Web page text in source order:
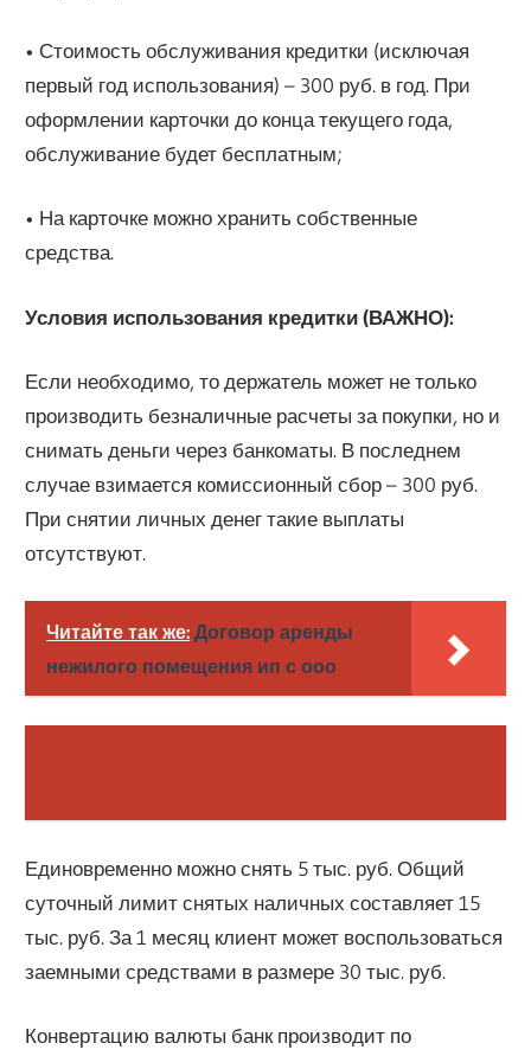
• Стоимость обслуживания кредитки (исключая
первый год использования) – 300 руб. в год. При
оформлении карточки до конца текущего года,
обслуживание будет бесплатным;
• На карточке можно хранить собственные
средства.
Условия использования кредитки (ВАЖНО):
Если необходимо, то держатель может не только
производить безналичные расчеты за покупки, но и
снимать деньги через банкоматы. В последнем
случае взимается комиссионный сбор – 300 руб.
При снятии личных денег такие выплаты
отсутствуют.
Читайте так же: Договор аренды
нежилого помещения ип с ооо
Единовременно можно снять 5 тыс. руб. Общий
суточный лимит снятых наличных составляет 15
тыс. руб. За 1 месяц клиент может воспользоваться
заемными средствами в размере 30 тыс. руб.
Конвертацию валюты банк производит по